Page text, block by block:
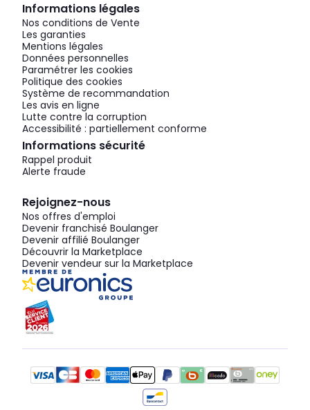
Informations légales
Nos conditions de Vente
Les garanties
Mentions légales
Données personnelles
Paramétrer les cookies
Politique des cookies
Système de recommandation
Les avis en ligne
Lutte contre la corruption
Accessibilité : partiellement conforme
Informations sécurité
Rappel produit
Alerte fraude
Rejoignez-nous
Nos offres d'emploi
Devenir franchisé Boulanger
Devenir affilié Boulanger
Découvrir la Marketplace
Devenir vendeur sur la Marketplace